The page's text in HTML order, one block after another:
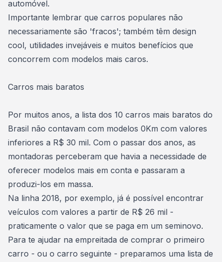
automóvel.
Importante lembrar que carros populares não
necessariamente são 'fracos'; também têm design
cool, utilidades invejáveis e muitos benefícios que
concorrem com modelos mais caros.
Carros mais baratos
Por muitos anos, a lista dos 10 carros mais baratos do
Brasil não contavam com modelos 0Km com valores
inferiores a R$ 30 mil. Com o passar dos anos, as
montadoras perceberam que havia a necessidade de
oferecer modelos mais em conta e passaram a
produzi-los em massa.
Na linha 2018, por exemplo, já é possível encontrar
veículos com valores a partir de R$ 26 mil -
praticamente o valor que se paga em um seminovo.
Para te ajudar na empreitada de comprar o primeiro
carro - ou o carro seguinte - preparamos uma lista de